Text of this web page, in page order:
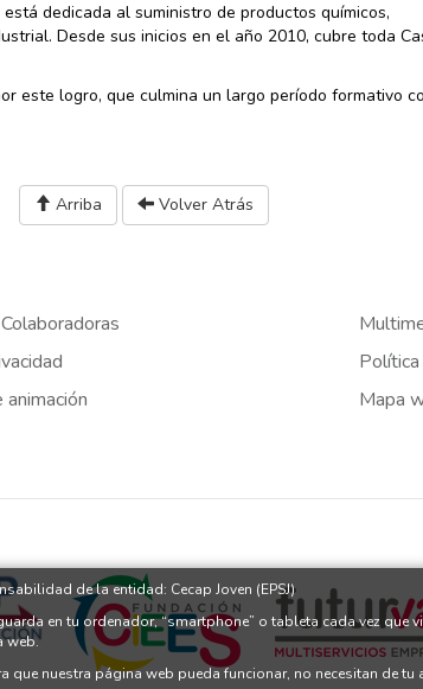
dedicada al suministro de productos químicos,
Desde sus inicios en el año 2010, cubre toda
este logro, que culmina un largo período formativo
Arriba Volver Atrás
animación Mapa
de la entidad: Cecap Joven (EPSJ)
en tu ordenador, “smartphone” o tableta cada vez
web.
nuestra página web pueda funcionar, no necesitan de